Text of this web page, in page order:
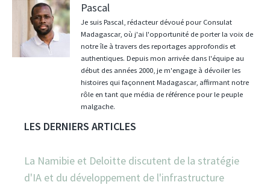
Pascal
Je suis Pascal, rédacteur dévoué pour Consulat
Madagascar, où j'ai l'opportunité de porter la voix de
notre île à travers des reportages approfondis et
authentiques. Depuis mon arrivée dans l'équipe au
début des années 2000, je m'engage à dévoiler les
histoires qui façonnent Madagascar, affirmant notre
rôle en tant que média de référence pour le peuple
malgache.
LES DERNIERS ARTICLES
La Namibie et Deloitte discutent de la stratégie
d'IA et du développement de l'infrastructure